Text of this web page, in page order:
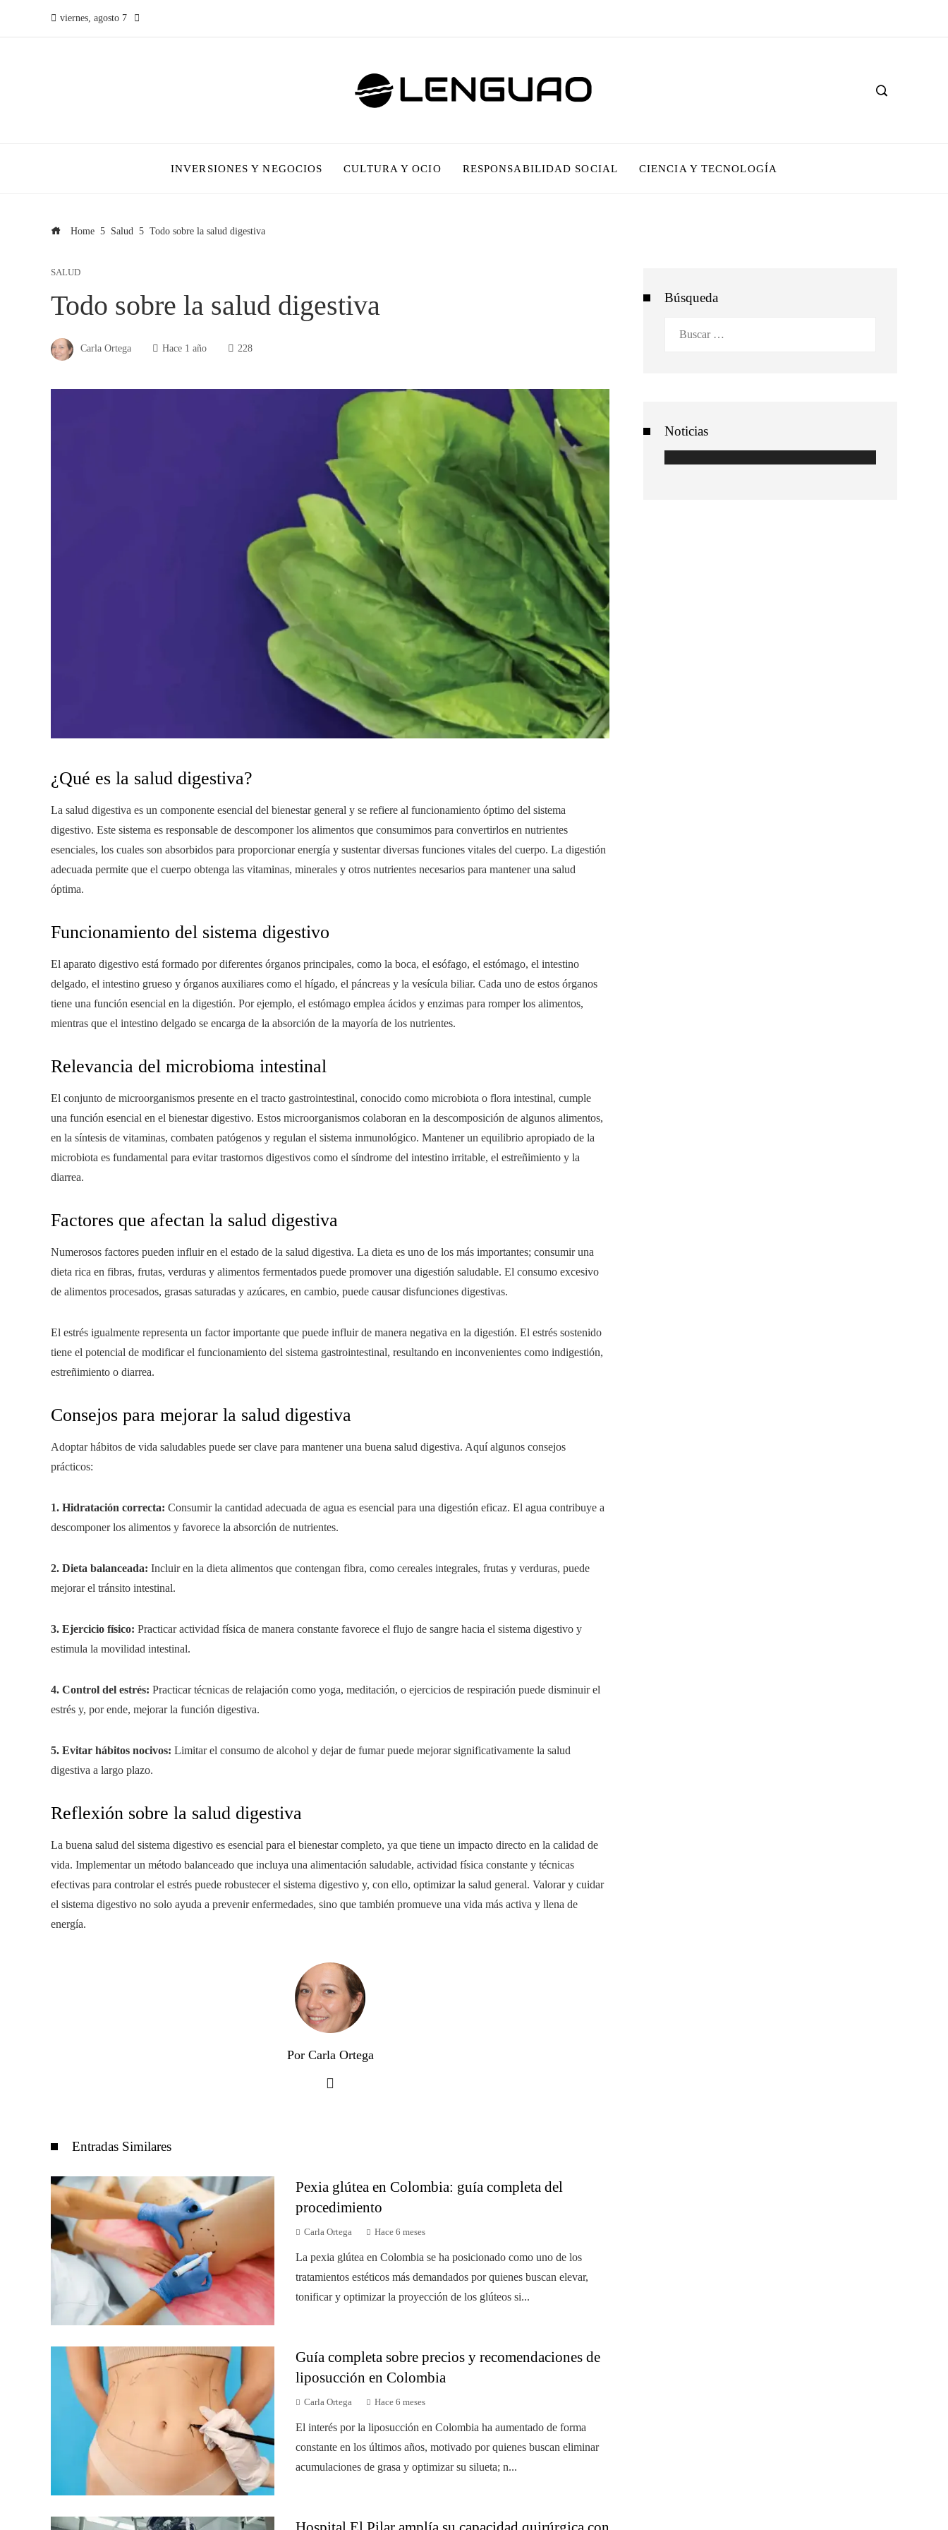
viernes, agosto 7
INVERSIONES Y NEGOCIOS CULTURA Y OCIO RESPONSABILIDAD SOCIAL CIENCIA Y TECNOLOGÍA
Home Salud Todo sobre la salud digestiva
SALUD
Todo sobre la salud digestiva
Carla Ortega Hace 1 año 228
¿Qué es la salud digestiva?
La salud digestiva es un componente esencial del bienestar general y se refiere al funcionamiento óptimo del sistema
digestivo. Este sistema es responsable de descomponer los alimentos que consumimos para convertirlos en nutrientes
esenciales, los cuales son absorbidos para proporcionar energía y sustentar diversas funciones vitales del cuerpo. La digestión
adecuada permite que el cuerpo obtenga las vitaminas, minerales y otros nutrientes necesarios para mantener una salud
óptima.
Funcionamiento del sistema digestivo
El aparato digestivo está formado por diferentes órganos principales, como la boca, el esófago, el estómago, el intestino
delgado, el intestino grueso y órganos auxiliares como el hígado, el páncreas y la vesícula biliar. Cada uno de estos órganos
tiene una función esencial en la digestión. Por ejemplo, el estómago emplea ácidos y enzimas para romper los alimentos,
mientras que el intestino delgado se encarga de la absorción de la mayoría de los nutrientes.
Relevancia del microbioma intestinal
El conjunto de microorganismos presente en el tracto gastrointestinal, conocido como microbiota o flora intestinal, cumple
una función esencial en el bienestar digestivo. Estos microorganismos colaboran en la descomposición de algunos alimentos,
en la síntesis de vitaminas, combaten patógenos y regulan el sistema inmunológico. Mantener un equilibrio apropiado de la
microbiota es fundamental para evitar trastornos digestivos como el síndrome del intestino irritable, el estreñimiento y la
diarrea.
Factores que afectan la salud digestiva
Numerosos factores pueden influir en el estado de la salud digestiva. La dieta es uno de los más importantes; consumir una
dieta rica en fibras, frutas, verduras y alimentos fermentados puede promover una digestión saludable. El consumo excesivo
de alimentos procesados, grasas saturadas y azúcares, en cambio, puede causar disfunciones digestivas.
El estrés igualmente representa un factor importante que puede influir de manera negativa en la digestión. El estrés sostenido
tiene el potencial de modificar el funcionamiento del sistema gastrointestinal, resultando en inconvenientes como indigestión,
estreñimiento o diarrea.
Consejos para mejorar la salud digestiva
Adoptar hábitos de vida saludables puede ser clave para mantener una buena salud digestiva. Aquí algunos consejos
prácticos:
1. Hidratación correcta: Consumir la cantidad adecuada de agua es esencial para una digestión eficaz. El agua contribuye a
descomponer los alimentos y favorece la absorción de nutrientes.
2. Dieta balanceada: Incluir en la dieta alimentos que contengan fibra, como cereales integrales, frutas y verduras, puede
mejorar el tránsito intestinal.
3. Ejercicio físico: Practicar actividad física de manera constante favorece el flujo de sangre hacia el sistema digestivo y
estimula la movilidad intestinal.
4. Control del estrés: Practicar técnicas de relajación como yoga, meditación, o ejercicios de respiración puede disminuir el
estrés y, por ende, mejorar la función digestiva.
5. Evitar hábitos nocivos: Limitar el consumo de alcohol y dejar de fumar puede mejorar significativamente la salud
digestiva a largo plazo.
Reflexión sobre la salud digestiva
La buena salud del sistema digestivo es esencial para el bienestar completo, ya que tiene un impacto directo en la calidad de
vida. Implementar un método balanceado que incluya una alimentación saludable, actividad física constante y técnicas
efectivas para controlar el estrés puede robustecer el sistema digestivo y, con ello, optimizar la salud general. Valorar y cuidar
el sistema digestivo no solo ayuda a prevenir enfermedades, sino que también promueve una vida más activa y llena de
energía.
Por Carla Ortega
Entradas Similares
Pexia glútea en Colombia: guía completa del
procedimiento
Carla Ortega Hace 6 meses
La pexia glútea en Colombia se ha posicionado como uno de los
tratamientos estéticos más demandados por quienes buscan elevar,
tonificar y optimizar la proyección de los glúteos si...
Guía completa sobre precios y recomendaciones de
liposucción en Colombia
Carla Ortega Hace 6 meses
El interés por la liposucción en Colombia ha aumentado de forma
constante en los últimos años, motivado por quienes buscan eliminar
acumulaciones de grasa y optimizar su silueta; n...
Búsqueda
Noticias